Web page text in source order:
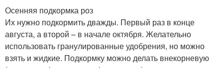
Осенняя подкормка роз
Их нужно подкормить дважды. Первый раз в конце
августа, а второй – в начале октября. Желательно
использовать гранулированные удобрения, но можно
взять и жидкие. Подкормку можно делать внекорневую